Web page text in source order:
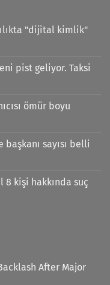
"dijital kimlik"
pist geliyor. Taksi
ömür boyu
sayısı belli
8 kişi hakkında suç
After Major